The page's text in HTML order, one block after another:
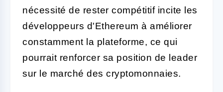
nécessité de rester compétitif incite les
développeurs d'Ethereum à améliorer
constamment la plateforme, ce qui
pourrait renforcer sa position de leader
sur le marché des cryptomonnaies.